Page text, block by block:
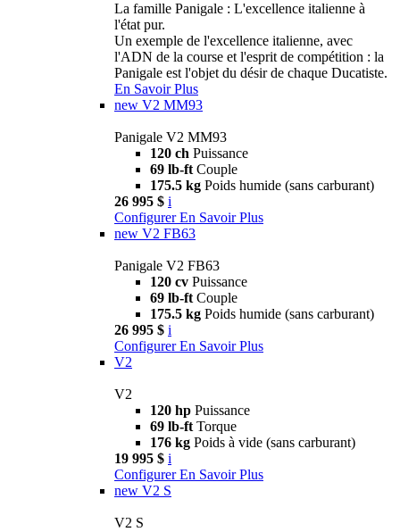
La famille Panigale : L'excellence italienne à
l'état pur.
Un exemple de l'excellence italienne, avec
l'ADN de la course et l'esprit de compétition : la
Panigale est l'objet du désir de chaque Ducatiste.
En Savoir Plus
new V2 MM93
Panigale V2 MM93
120 ch Puissance
69 lb-ft Couple
175.5 kg Poids humide (sans carburant)
26 995 $ i
Configurer En Savoir Plus
new V2 FB63
Panigale V2 FB63
120 cv Puissance
69 lb-ft Couple
175.5 kg Poids humide (sans carburant)
26 995 $ i
Configurer En Savoir Plus
V2
V2
120 hp Puissance
69 lb-ft Torque
176 kg Poids à vide (sans carburant)
19 995 $ i
Configurer En Savoir Plus
new V2 S
V2 S